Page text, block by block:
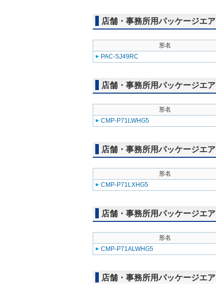
店舗・事務所用パッケージエ
形名
PAC-SJ49RC
店舗・事務所用パッケージエ
形名
CMP-P71LWHG5
店舗・事務所用パッケージエ
形名
CMP-P71LXHG5
店舗・事務所用パッケージエ
形名
CMP-P71ALWHG5
店舗・事務所用パッケージエ